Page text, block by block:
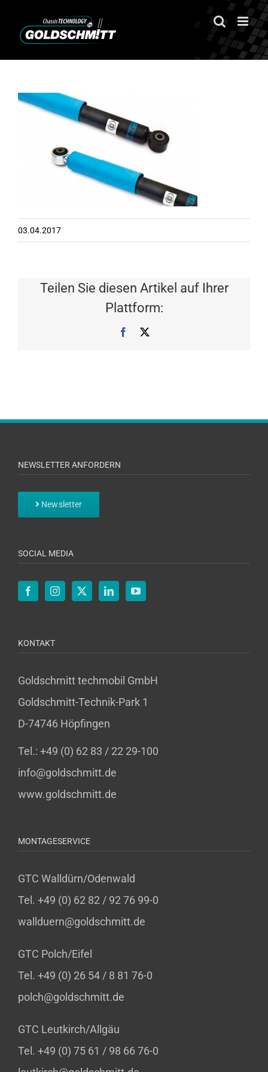
Inhalt
03.04.2017
Teilen Sie diesen Artikel auf Ihrer
Plattform:
Facebook
NEWSLETTER ANFORDERN
Newsletter
SOCIAL MEDIA
KONTAKT
Goldschmitt techmobil GmbH
Goldschmitt-Technik-Park 1
D-74746 Höpfingen
Tel.: +49 (0) 62 83 / 22 29-100
info@goldschmitt.de
www.goldschmitt.de
MONTAGESERVICE
GTC Walldürn/Odenwald
Tel. +49 (0) 62 82 / 92 76 99-0
wallduern@goldschmitt.de
GTC Polch/Eifel
Tel. +49 (0) 26 54 / 8 81 76-0
polch@goldschmitt.de
GTC Leutkirch/Allgäu
Tel. +49 (0) 75 61 / 98 66 76-0